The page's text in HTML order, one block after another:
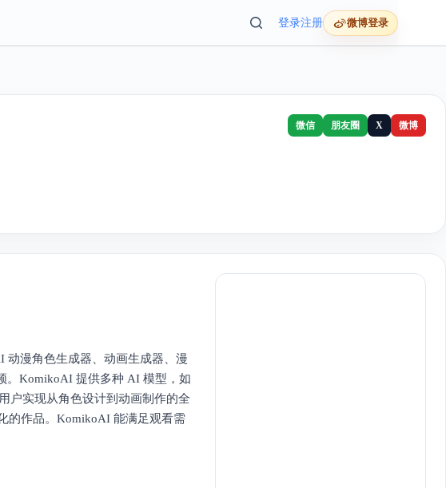
登录注册 微博登录
微信 朋友圈 X 微博
漫角色生成器、动画生成器、漫
。KomikoAI 提供多种 AI 模型，如
户实现从角色设计到动画制作的全
的作品。KomikoAI 能满足观看需